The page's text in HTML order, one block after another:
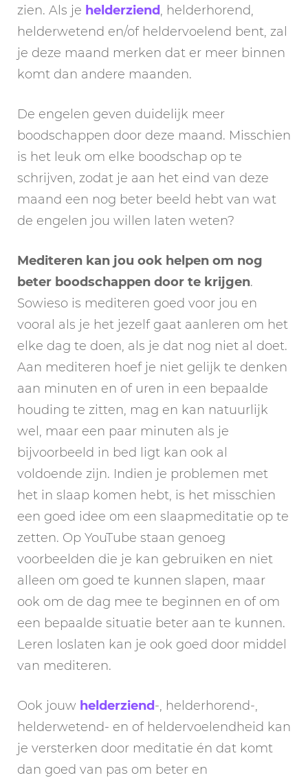
zien. Als je helderziend, helderhorend,
helderwetend en/of heldervoelend bent, zal
je deze maand merken dat er meer binnen
komt dan andere maanden.
De engelen geven duidelijk meer
boodschappen door deze maand. Misschien
is het leuk om elke boodschap op te
schrijven, zodat je aan het eind van deze
maand een nog beter beeld hebt van wat
de engelen jou willen laten weten?
Mediteren kan jou ook helpen om nog
beter boodschappen door te krijgen.
Sowieso is mediteren goed voor jou en
vooral als je het jezelf gaat aanleren om het
elke dag te doen, als je dat nog niet al doet.
Aan mediteren hoef je niet gelijk te denken
aan minuten en of uren in een bepaalde
houding te zitten, mag en kan natuurlijk
wel, maar een paar minuten als je
bijvoorbeeld in bed ligt kan ook al
voldoende zijn. Indien je problemen met
het in slaap komen hebt, is het misschien
een goed idee om een slaapmeditatie op te
zetten. Op YouTube staan genoeg
voorbeelden die je kan gebruiken en niet
alleen om goed te kunnen slapen, maar
ook om de dag mee te beginnen en of om
een bepaalde situatie beter aan te kunnen.
Leren loslaten kan je ook goed door middel
van mediteren.
Ook jouw helderziend-, helderhorend-,
helderwetend- en of heldervoelendheid kan
je versterken door meditatie én dat komt
dan goed van pas om beter en